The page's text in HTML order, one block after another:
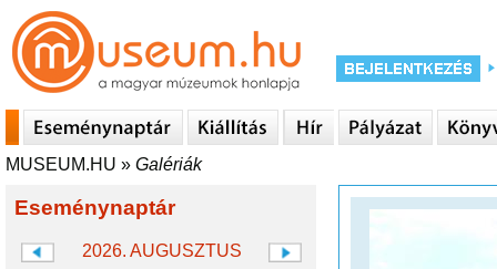
MUSEUM.HU » Galériák
Eseménynaptár
2026. AUGUSZTUS